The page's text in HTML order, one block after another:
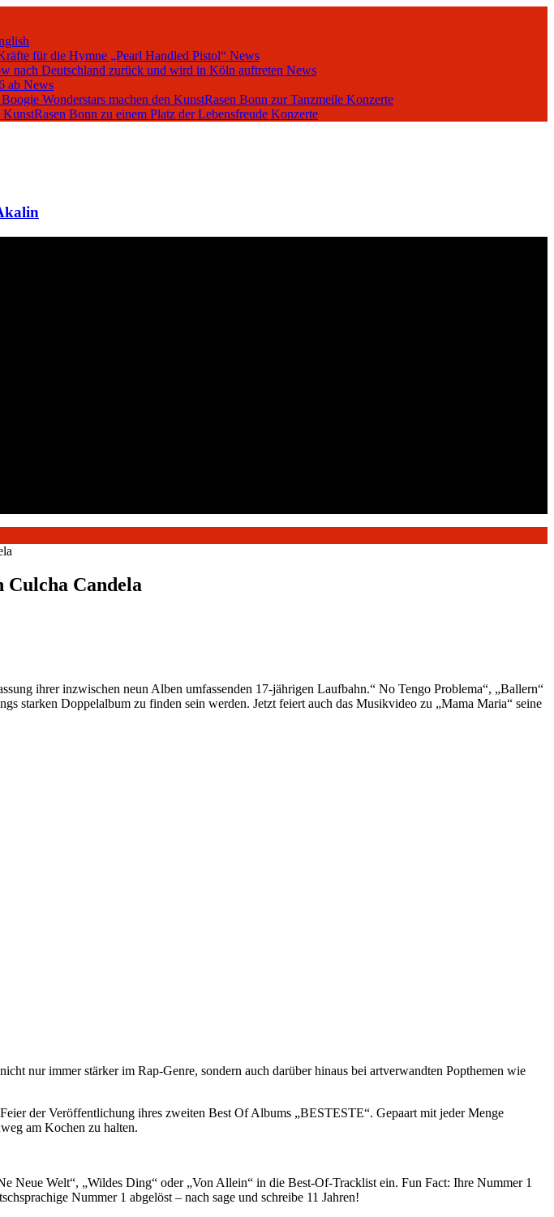
für die Hymne „Pearl Handled Pistol“ News
nach Deutschland zurück und wird in Köln auftreten News
ab News
Wonderstars machen den KunstRasen Bonn zur Tanzmeile Konzerte
Bonn zu einem Platz der Lebensfreude Konzerte
Culcha Candela
ihrer inzwischen neun Alben umfassenden 17-jährigen Laufbahn.“ No Tengo Problema“, „Ballern“
starken Doppelalbum zu finden sein werden. Jetzt feiert auch das Musikvideo zu „Mama Maria“ seine
nur immer stärker im Rap-Genre, sondern auch darüber hinaus bei artverwandten Popthemen wie
der Veröffentlichung ihres zweiten Best Of Albums „BESTESTE“. Gepaart mit jeder Menge
am Kochen zu halten.
Neue Welt“, „Wildes Ding“ oder „Von Allein“ in die Best-Of-Tracklist ein. Fun Fact: Ihre Nummer 1
Nummer 1 abgelöst – nach sage und schreibe 11 Jahren!